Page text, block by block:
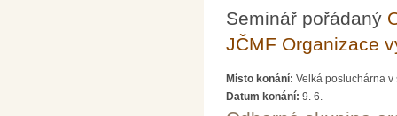
Seminář pořádaný
JČMF Organizace
Místo konání: Velká posluchárna v
Datum konání: 9. 6.